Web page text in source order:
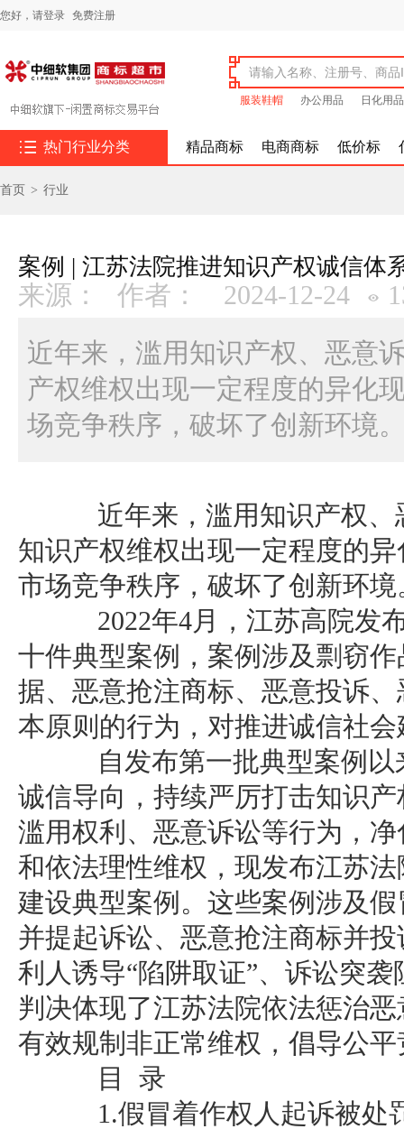
您好， 请登录 免费注册
服装鞋帽 办公用品 日化用品
 热门行业分类 精品商标 电商商标 低价标
首页 > 行业
案例 | 江苏法院推进知识产权诚信体
来源： 作者： 2024-12-24
近年来，滥用知识产权、恶意
产权维权出现一定程度的异化
场竞争秩序，破坏了创新环境
近年来，滥用知识产权、
知识产权维权出现一定程度的
市场竞争秩序，破坏了创新环境
2022年4月，江苏高院发
十件典型案例，案例涉及剽窃
据、恶意抢注商标、恶意投诉
本原则的行为，对推进诚信社
自发布第一批典型案例以
诚信导向，持续严厉打击知识
滥用权利、恶意诉讼等行为，
和依法理性维权，现发布江苏
建设典型案例。这些案例涉及
并提起诉讼、恶意抢注商标并
利人诱导“陷阱取证”、诉讼突
判决体现了江苏法院依法惩治
有效规制非正常维权，倡导公
目 录
1.假冒着作权人起诉被处